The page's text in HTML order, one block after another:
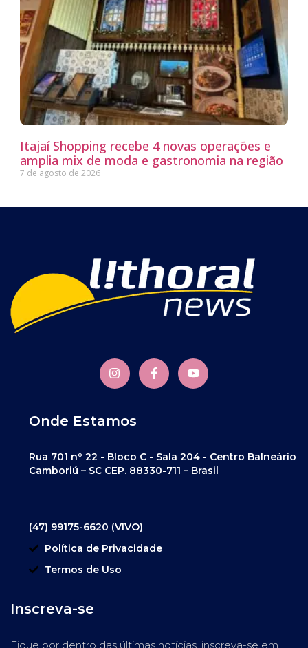
Itajaí Shopping recebe 4 novas operações e
amplia mix de moda e gastronomia na região
7 de agosto de 2026
Onde Estamos
Rua 701 nº 22 - Bloco C - Sala 204 - Centro Balneário
Camboriú – SC CEP. 88330-711 – Brasil
(47) 99175-6620 (VIVO)
Política de Privacidade
Termos de Uso
Inscreva-se
Fique por dentro das últimas notícias, inscreva-se em